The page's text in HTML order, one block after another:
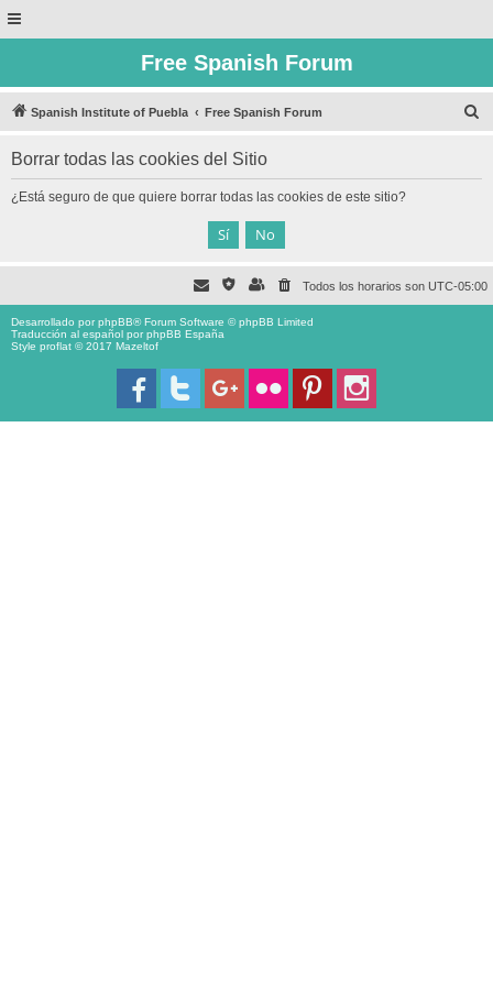
Free Spanish Forum
Spanish Institute of Puebla Free Spanish Forum
Borrar todas las cookies del Sitio
¿Está seguro de que quiere borrar todas las cookies de este sitio?
Todos los horarios son UTC-05:00
Desarrollado porphpBB® Forum Software © phpBB Limited
Traducción al español porphpBB España
Style proflat © 2017 Mazeltof